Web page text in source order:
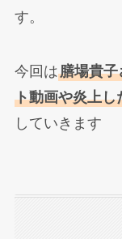
す。
今回は膳場貴子
ト動画や炎上し
していきます